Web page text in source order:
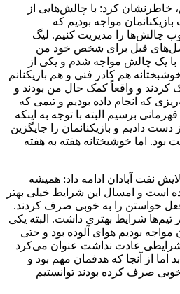
خاطرنشان کرد: با چالش‌هایی از
مواجه بودیم که
چالش‌ها را مدیریت کنیم. لیگ
قبل برای شخص خود من
با یک چالش مواجه شدم و یکی از
هم کادر فنی و هم بازیکنانم
و واقعاً کمک حال من بودند و
که انجام داده بودیم و تیمی که
برسیم البته با توجه به اینکه
دست دادیم و بازیکنانمان را جایگزین
بود. اما خوشبختانه هفته به هفته
نفت آبادان ادامه داد: همیشه
است و امسال این شرایط خیلی بهتر
فعل خواستن را به خوبی صرف کردند.
تیم‌ها شرایط بهتری داشت. البته یکی
بودیم هوای آلوده بود و حتی
شرایطی عادت نداشت عنوان می‌کرد
اما از آنجا که هدفمان مهم بود و
صرف کرده بودند توانستیم